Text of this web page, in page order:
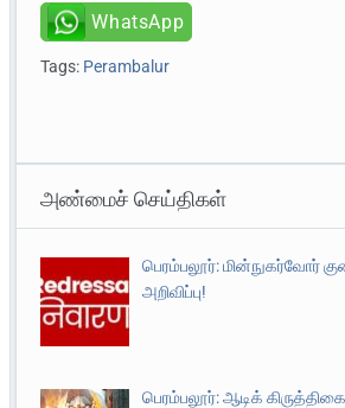
WhatsApp
Tags: Perambalur
அண்மைச் செய்திகள்
பெரம்பலூர்: மின்நுகர்வோர்
அறிவிப்பு!
பெரம்பலூர்: ஆடிக்